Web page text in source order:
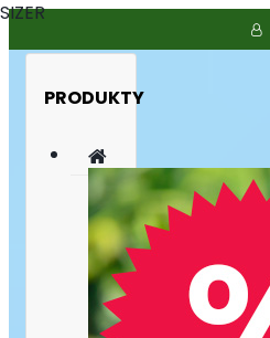
PRODUKTY
SIZER